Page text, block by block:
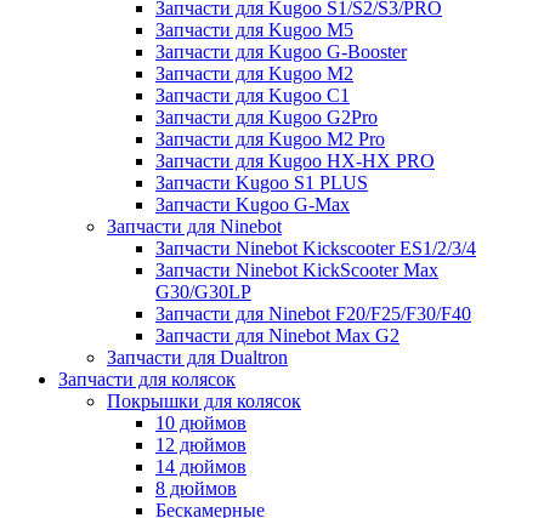
Запчасти для Kugoo S1/S2/S3/PRO
Запчасти для Kugoo M5
Запчасти для Kugoo G-Booster
Запчасти для Kugoo M2
Запчасти для Kugoo C1
Запчасти для Kugoo G2Pro
Запчасти для Kugoo M2 Pro
Запчасти для Kugoo HX-HX PRO
Запчасти Kugoo S1 PLUS
Запчасти Kugoo G-Max
Запчасти для Ninebot
Запчасти Ninebot Kickscooter ES1/2/3/4
Запчасти Ninebot KickScooter Max
G30/G30LP
Запчасти для Ninebot F20/F25/F30/F40
Запчасти для Ninebot Max G2
Запчасти для Dualtron
Запчасти для колясок
Покрышки для колясок
10 дюймов
12 дюймов
14 дюймов
8 дюймов
Бескамерные